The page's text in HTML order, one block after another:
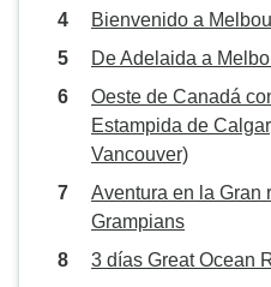
Bienvenido a
De Adelaida a
Oeste de Canadá
Estampida de
Vancouver)
Aventura en la Gran
Grampians
3 días Great Ocean